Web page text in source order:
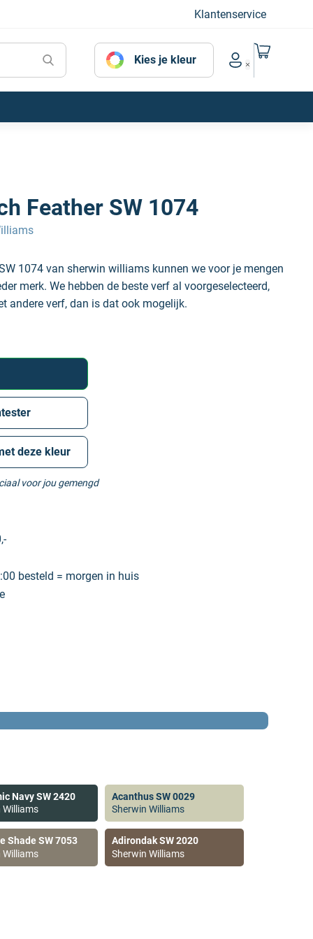
Klantenservice
Kies je kleur
Account menu
Naar mijn
Feather SW 1074
1074 van sherwin williams kunnen we voor je mengen
merk. We hebben de beste verf al voorgeselecteerd,
andere verf, dan is dat ook mogelijk.
deze kleur
voor jou gemengd
besteld = morgen in huis
Navy SW 2420
Williams
Acanthus SW 0029
Sherwin Williams
Shade SW 7053
Williams
Adirondak SW 2020
Sherwin Williams